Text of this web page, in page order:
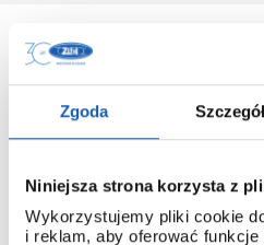
Zgoda
Niniejsza strona korzysta z
Wykorzystujemy pliki cookie
i reklam, aby oferować funkcje
INSTRUKCJA
dystrybucji ZIBI dołączana jest